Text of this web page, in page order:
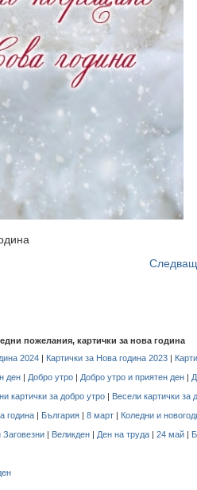
пожелания, картички за нова година
2024| Картички за Нова година 2023|
ден| Добро утро| Добро утро и приятен ден|
картички за добро утро | Весели картички за
година| България| 8 март| Коледни и
| Великден | Ден на труда | 24 май |